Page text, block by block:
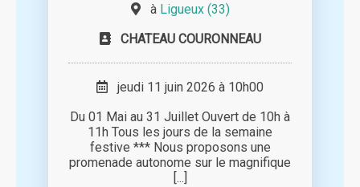
à Ligueux (33)
CHATEAU COURONNEAU
jeudi 11 juin 2026 à 10h00
Du 01 Mai au 31 Juillet Ouvert de 10h à
11h Tous les jours de la semaine
festive *** Nous proposons une
promenade autonome sur le magnifique
[...]